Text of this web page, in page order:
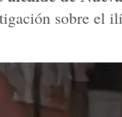
sobre el